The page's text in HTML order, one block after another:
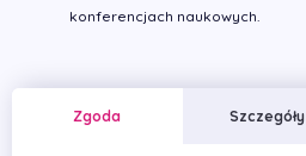
konferencjach naukowych.
Zgoda Szczegóły